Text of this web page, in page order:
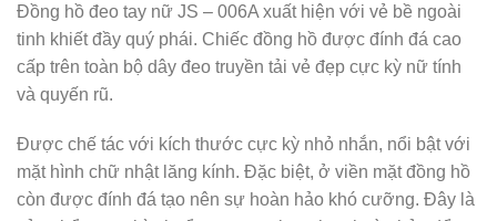
Đồng hồ đeo tay nữ JS – 006A xuất hiện với vẻ bề ngoài
tinh khiết đầy quý phái. Chiếc đồng hồ được đính đá cao
cấp trên toàn bộ dây đeo truyền tải vẻ đẹp cực kỳ nữ tính
và quyến rũ.
Được chế tác với kích thước cực kỳ nhỏ nhắn, nổi bật với
mặt hình chữ nhật lăng kính. Đặc biệt, ở viền mặt đồng hồ
còn được đính đá tạo nên sự hoàn hảo khó cưỡng. Đây là